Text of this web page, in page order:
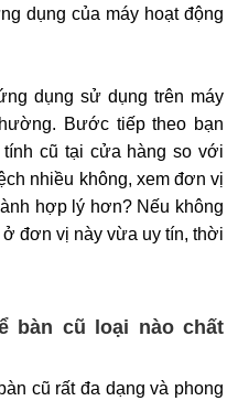
dụng của máy hoạt động
dụng sử dụng trên máy
Bước tiếp theo bạn
cũ tại cửa hàng so với
nhiều không, xem đơn vị
hợp lý hơn? Nếu không
đơn vị này vừa uy tín, thời
bàn cũ loại nào chất
cũ rất đa dạng và phong